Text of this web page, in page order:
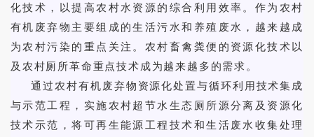
化技术，以提高农村水资源的综合利用效率。作为农村
有机废弃物主要组成的生活污水和养殖废水，越来越成
为农村污染的重点关注。农村畜禽粪便的资源化技术以
及农村厕所革命重点技术成为越来越多的需求。
通过农村有机废弃物资源化处置与循环利用技术集成
与示范工程，实施农村超节水生态厕所源分离及资源化
技术示范，将可再生能源工程技术和生活废水收集处理